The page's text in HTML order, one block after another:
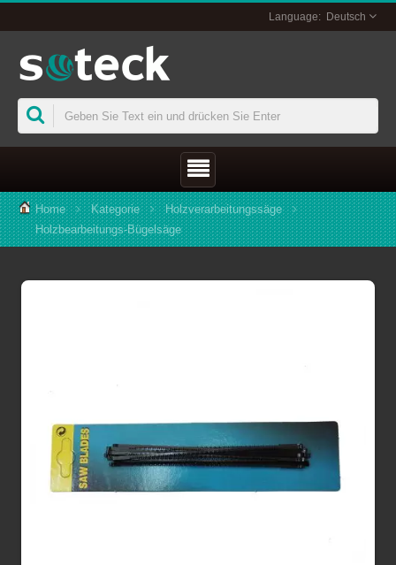
Deutsch
Home Kategorie
Holzverarbeitungssäge
Holzbearbeitungs-Bügelsäge